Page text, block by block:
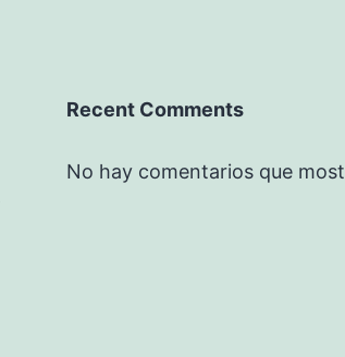
Recent Comments
No hay comentarios que